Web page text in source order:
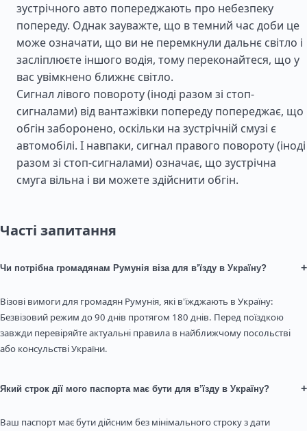
зустрічного авто попереджають про небезпеку
попереду. Однак зауважте, що в темний час доби це
може означати, що ви не перемкнули дальнє світло і
засліплюєте іншого водія, тому переконайтеся, що у
вас увімкнено ближнє світло.
Сигнал лівого повороту (іноді разом зі стоп-
сигналами) від вантажівки попереду попереджає, що
обгін заборонено, оскільки на зустрічній смузі є
автомобілі. І навпаки, сигнал правого повороту (іноді
разом зі стоп-сигналами) означає, що зустрічна
смуга вільна і ви можете здійснити обгін.
Часті запитання
Чи потрібна громадянам Румунія віза для в’їзду в Україну? +
Візові вимоги для громадян Румунія, які в'їжджають в Україну:
Безвізовий режим до 90 днів протягом 180 днів. Перед поїздкою
завжди перевіряйте актуальні правила в найближчому посольстві
або консульстві України.
Який строк дії мого паспорта має бути для в’їзду в Україну? +
Ваш паспорт має бути дійсним без мінімального строку з дати